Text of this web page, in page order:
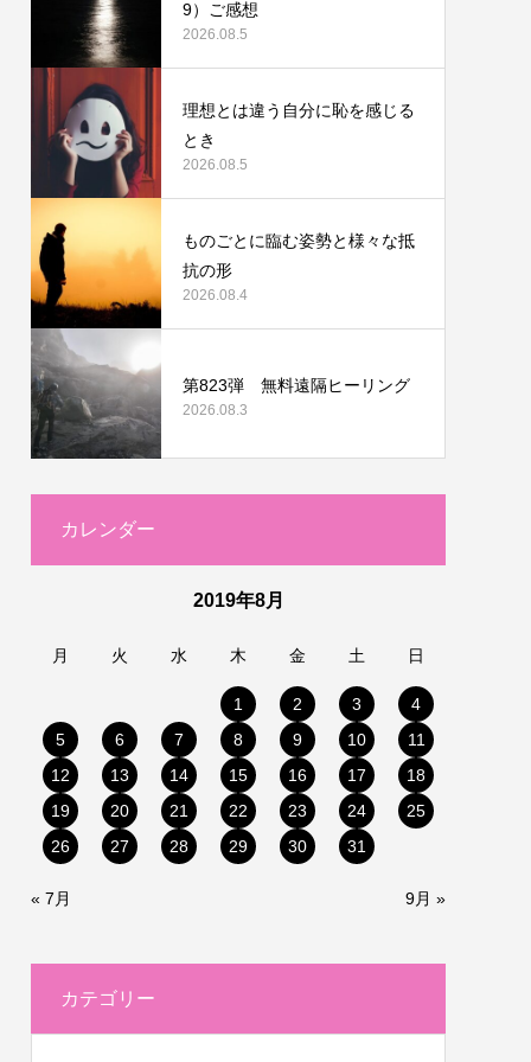
9）ご感想
2026.08.5
理想とは違う自分に恥を感じる
とき
2026.08.5
ものごとに臨む姿勢と様々な抵
抗の形
2026.08.4
第823弾 無料遠隔ヒーリング
2026.08.3
カレンダー
2019年8月
月 火 水 木 金 土 日
1 2 3
4
5
6 7 8 9 10
11
12
13 14 15 16 17
18
19
20 21 22 23 24
25
26
27 28 29 30 31
« 7月 9月 »
カテゴリー